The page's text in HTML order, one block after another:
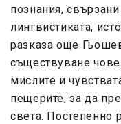
познания,
лингвистиката,
разказа още
съществуване
мислите и
пещерите, за да
света. Постепенно